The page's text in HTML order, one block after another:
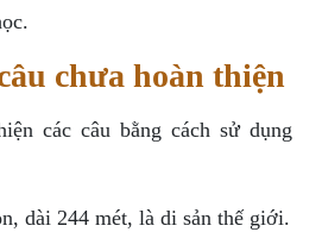
chưa hoàn thiện
các câu bằng cách sử dụng
dài 244 mét, là di sản thế giới.